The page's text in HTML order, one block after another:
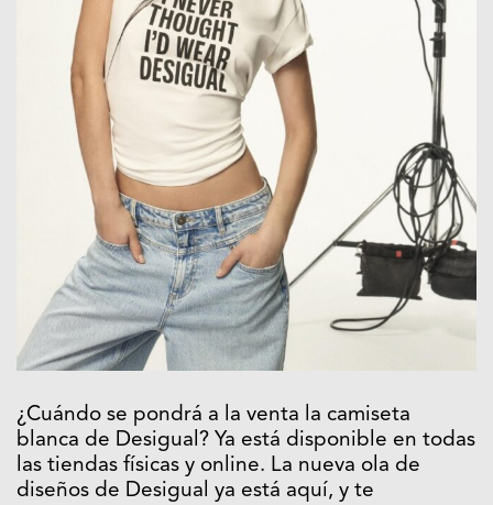
¿Cuándo se pondrá a la venta la camiseta
blanca de Desigual? Ya está disponible en todas
las tiendas físicas y online. La nueva ola de
diseños de Desigual ya está aquí, y te